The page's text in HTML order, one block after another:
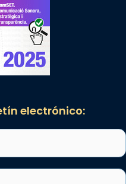
electrónico: